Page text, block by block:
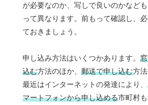
が必要なのか、写しで良いのかなど
って異なります。前もって確認し、
ておきましょう。
申し込み方法はいくつかあります。
込む方法のほか、 郵送で申し込む方法
最近はインターネットの発達により、
マートフォンから申し込める市町村